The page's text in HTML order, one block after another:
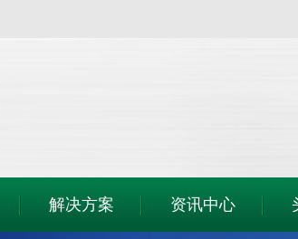
解决方案 资讯中心